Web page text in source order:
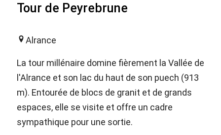
Tour de Peyrebrune
Alrance
La tour millénaire domine fièrement la Vallée de
l'Alrance et son lac du haut de son puech (913
m). Entourée de blocs de granit et de grands
espaces, elle se visite et offre un cadre
sympathique pour une sortie.